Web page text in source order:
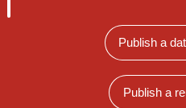
Publish a
Publish a